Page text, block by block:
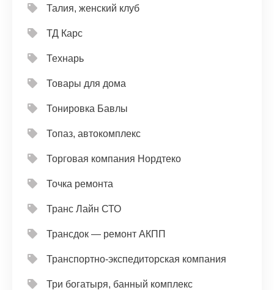
Талия, женский клуб
ТД Карс
Технарь
Товары для дома
Тонировка Бавлы
Топаз, автокомплекс
Торговая компания Нордтеко
Точка ремонта
Транс Лайн СТО
Трансдок — ремонт АКПП
Транспортно-экспедиторская компания
Три богатыря, банный комплекс